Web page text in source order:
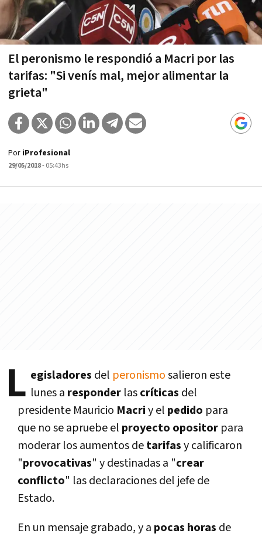
El peronismo le respondió a Macri por las
tarifas: "Si vení­s mal, mejor alimentar la
grieta"
Por iProfesional
29/05/2018- 05:43hs
L egisladores del peronismosalieron este
lunes a responder lascrí­ticas del
presidente Mauricio Macriy el pedido para
que no se apruebe el proyecto opositor para
moderar los aumentos detarifasy calificaron
"provocativas" y destinadas a "crear
conflicto" las declaraciones del jefe de
Estado.
En un mensaje grabado, y a pocas horas de